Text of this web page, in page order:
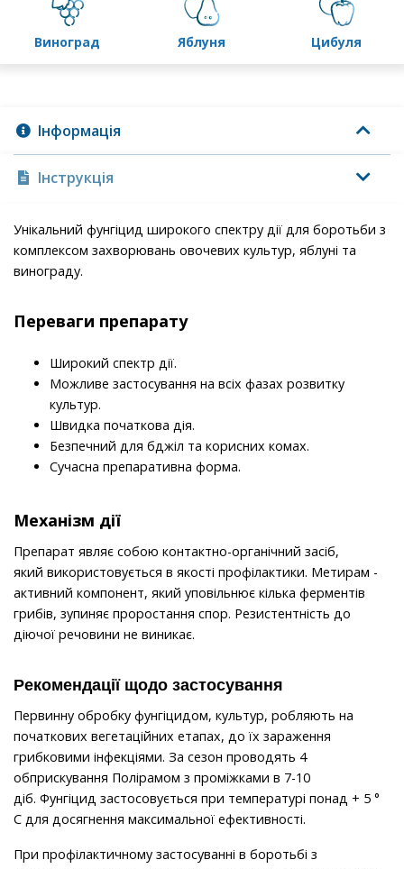
виноград яблуня цибуля
Інформація
Інструкція
Унiкальний фунгiцид широкого спектру дiї для боротьби з
комплексом захворювань овочевих культур, яблунi та
винограду.
Переваги препарату
Широкий спектр дії.
Можливе застосування на всіх фазах розвитку
культур.
Швидка початкова дія.
Безпечний для бджіл та корисних комах.
Сучасна препаративна форма.
Механізм дії
Препарат являє собою контактно-органічний засіб,
який використовується в якості профілактики. Метирам -
активний компонент, який уповільнює кілька ферментів
грибів, зупиняє проростання спор. Резистентність до
діючої речовини не виникає.
Рекомендації щодо застосування
Первинну обробку фунгіцидом, культур, робляють на
початкових вегетаційних етапах, до їх зараження
грибковими інфекціями. За сезон проводять 4
обприскування Полірамом з проміжками в 7-10
діб. Фунгіцид застосовується при температурі понад + 5 °
C для досягнення максимальної ефективності.
При профілактичному застосуванні в боротьбі з